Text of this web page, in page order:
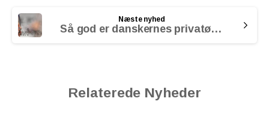
Næste nyhed
Så god er danskernes privatøkonomi
Relaterede Nyheder